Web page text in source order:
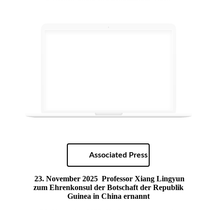
Associated Press
23. November 2025 Professor Xiang Lingyun
zum Ehrenkonsul der Botschaft der Republik
Guinea in China ernannt